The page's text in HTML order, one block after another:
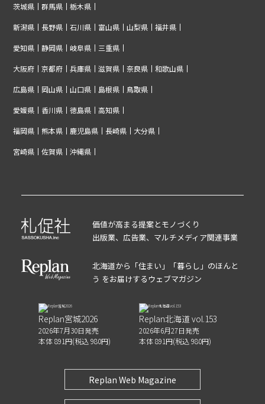
茨城県 群馬県 栃木県
新潟県 長野県 石川県 富山県 山梨県 福井県
愛知県 静岡県 岐阜県 三重県
大阪府 京都府 兵庫県 滋賀県 奈良県 和歌山県
広島県 岡山県 山口県 島根県 鳥取県
愛媛県 香川県 徳島県 高知県
福岡県 熊本県 鹿児島県 長崎県 大分県
宮崎県 佐賀県 沖縄県
価値が高まる提案とモノづくり
出版業、広告業、マルチメディア関連事業
北海道から「住まい」「暮らし」のほんと
う をお届けするウェブマガジン
Replan宮城2026
2026年7月30日発売
本体 891円(税込 980円)
Replan北海道 vol.153
2026年6月27日発売
本体 891円(税込 980円)
Replan Web Magazine